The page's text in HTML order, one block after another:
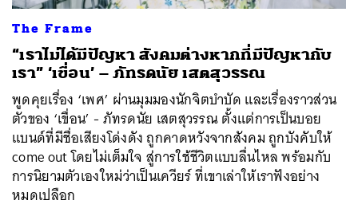
The Frame
“เราไม่ได้มีปัญหา สังคมต่างหากที่มีปัญหากับ
เรา” ‘เขื่อน’ – ภัทรดนัย เสตสุวรรณ
พูดคุยเรื่อง ‘เพศ’ ผ่านมุมมองนักจิตบำบัด และเรื่องราวส่วน
ตัวของ ‘เขื่อน’ - ภัทรดนัย เสตสุวรรณ ตั้งแต่การเป็นบอย
แบนด์ที่มีชื่อเสียงโด่งดัง ถูกคาดหวังจากสังคม ถูกบังคับให้
come out โดยไม่เต็มใจ สู่การใช้ชีวิตแบบลื่นไหล พร้อมกับ
การนิยามตัวเองใหม่ว่าเป็นเควียร์ ที่เขาเล่าให้เราฟังอย่าง
หมดเปลือก